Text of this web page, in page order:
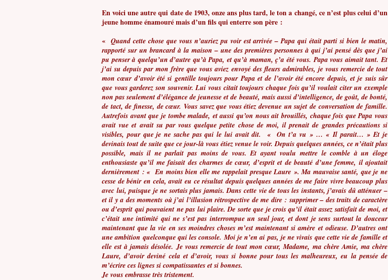
En voici une autre qui date de 1903, onze ans plus tard, le ton a changé, ce n’est plus celui d’un
jeune homme énamouré mais d’un fils qui enterre son père :
« Quand cette chose que vous n’auriez pu voir est arrivée – Papa qui était parti si bien le matin,
rapporté sur un brancard à la maison – une des premières personnes à qui j’ai pensé dès que j’ai
pu penser à quelqu’un d’autre qu’à Papa, et qu’à maman, ç’a été vous. Papa vous aimait tant. Et
j’ai su depuis par mon frère que vous aviez envoyé des fleurs admirables, je vous remercie de tout
mon cœur d’avoir été si gentille toujours pour Papa et de l’avoir été encore depuis, et je suis sûr
que vous garderez son souvenir. Lui vous citait toujours chaque fois qu’il voulait citer un exemple
non pas seulement d’élégance de jeunesse et de beauté, mais aussi d’intelligence, de goût, de bonté,
de tact, de finesse, de cœur. Vous savez que vous étiez devenue un sujet de conversation de famille.
Autrefois avant que je tombe malade, et aussi qu’on nous ait brouillés, chaque fois que Papa vous
avait vue et avait su par vous quelque petite chose de moi, il prenait de grandes précautions si
visibles, pour que je ne sache pas qui le lui avait dit. « On t’a vu » … « Il parait… » Et je
devinais tout de suite que ce jour-là vous étiez venue le voir. Depuis quelques années, ce n’était plus
possible, mais il ne parlait pas moins de vous. Et ayant voulu mettre le comble à un éloge
enthousiaste qu’il me faisait des charmes de cœur, d’esprit et de beauté d’une femme, il ajoutait
dernièrement : « En moins bien elle me rappelait presque Laure ». Ma mauvaise santé, que je ne
cesse de bénir en cela, avait eu ce résultat depuis quelques années de me faire vivre beaucoup plus
avec lui, puisque je ne sortais plus jamais. Dans cette vie de tous les instants, j’avais dû atténuer –
et il y a des moments où j’ai l’illusion rétrospective de me dire : supprimer – des traits de caractère
ou d’esprit qui pouvaient ne pas lui plaire. De sorte que je crois qu’il était assez satisfait de moi, et
c’était une intimité qui ne s’est pas interrompue un seul jour, et dont je sens surtout la douceur
maintenant que la vie en ses moindres choses m’est maintenant si amère et odieuse. D’autres ont
une ambition quelconque qui les console. Moi je n’en ai pas, je ne vivais que cette vie de famille et
elle est à jamais désolée. Je vous remercie de tout mon cœur, Madame, ma chère Amie, ma chère
Laure, d’avoir deviné cela et d’avoir, vous si bonne pour tous les malheureux, eu la pensée de
m’écrire ces lignes si compatissantes et si bonnes.
Je vous embrasse très tristement.